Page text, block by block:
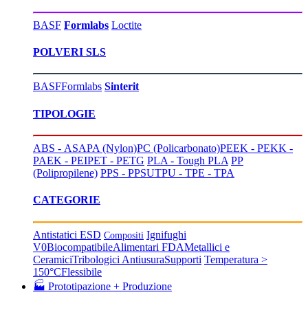
BASF Formlabs Loctite
POLVERI SLS
BASFFormlabs Sinterit
TIPOLOGIE
ABS - ASAPA (Nylon)PC (Policarbonato)PEEK - PEKK -
PAEK - PEIPET - PETG PLA - Tough PLA PP
(Polipropilene) PPS - PPSUTPU - TPE - TPA
CATEGORIE
Antistatici ESD Compositi Ignifughi
V0BiocompatibileAlimentari FDAMetallici e
CeramiciTribologici AntiusuraSupporti Temperatura >
150°CFlessibile
🏭 Prototipazione + Produzione